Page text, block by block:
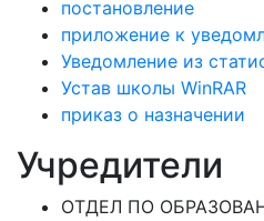
постановление
приложение к
Уведомление из
Устав школы WinRAR
приказ о назначении
Учредители
ОТДЕЛ ПО